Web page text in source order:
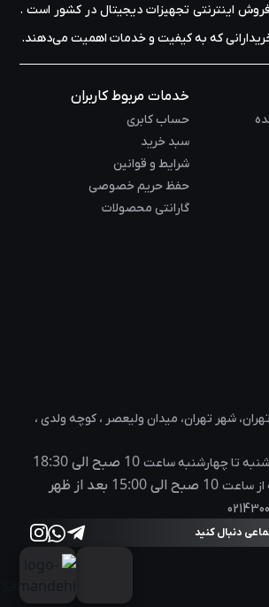
اینترنتی تجهیزات دیجیتال در کشور است .
که به کیفیت و خدمات اهمیت می‌دهند.
خدمات مربوط کاربران
حساب کابری
سبد خرید
شرایط و قوانین
حفظ حریم خصوصی
گارانتی محصولات
شهر تهران، میدان ولیعصر ، کوچه ولدی ،
شنبه تا چهارشنبه ساعت 10 صبح الی18:30
از ساعت 10 صبح الی15:00 بعد از ظهر
دنبال کنید